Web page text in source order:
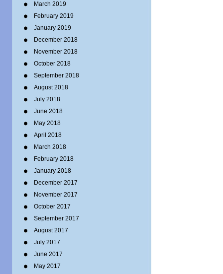
March 2019
February 2019
January 2019
December 2018
November 2018
October 2018
September 2018
August 2018
July 2018
June 2018
May 2018
April 2018
March 2018
February 2018
January 2018
December 2017
November 2017
October 2017
September 2017
August 2017
July 2017
June 2017
May 2017